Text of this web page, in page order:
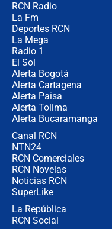
RCN Radio
La Fm
Deportes RCN
La Mega
Radio 1
El Sol
Alerta Bogotá
Alerta Cartagena
Alerta Paisa
Alerta Tolima
Alerta Bucaramanga
Canal RCN
NTN24
RCN Comerciales
RCN Novelas
Noticias RCN
SuperLike
La República
RCN Social